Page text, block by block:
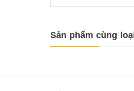
Sản phẩm cùng